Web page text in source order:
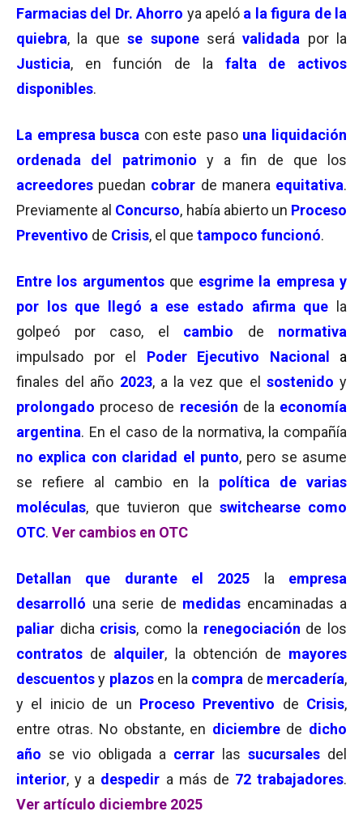
Farmacias del Dr. Ahorro ya apeló a la figura de la
quiebra, la que se supone serávalidada por la
Justicia, en función de la falta de activos
disponibles.
La empresa busca con este paso una liquidación
ordenada del patrimonio
y a fin de que los
acreedores puedan cobrar de manera equitativa.
Previamente al Concurso, había abierto un Proceso
Preventivo de Crisis, el que tampoco funcionó.
Entre los argumentos que esgrime la empresa y
por los que llegó a ese estado afirma que
la
golpeó por caso, el cambio de normativa
impulsado por el Poder Ejecutivo Nacional
a
finales del año 2023, a la vez que el sostenido y
prolongado proceso de recesión de la economía
argentina. En el caso de la normativa, la compañía
no explica con claridad el punto, pero se asume
se refiere al cambio en la política de varias
moléculas, que tuvieron que switchearse como
OTC. Ver cambios en OTC
Detallan que durante el 2025 la empresa
desarrolló una serie de medidas encaminadas a
paliar dicha crisis, como la renegociación de los
contratos de alquiler, la obtención de mayores
descuentosy plazos en la compra de mercadería,
y el inicio de un Proceso Preventivo de Crisis,
entre otras. No obstante, en diciembre de dicho
año se vio obligada a cerrar las sucursales del
interior, y a despedir a más de 72 trabajadores.
Ver artículo diciembre 2025